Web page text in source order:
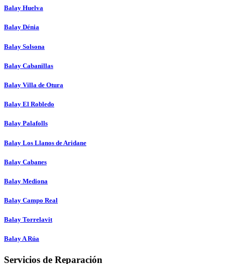
Balay Huelva
Balay Dénia
Balay Solsona
Balay Cabanillas
Balay Villa de Otura
Balay El Robledo
Balay Palafolls
Balay Los Llanos de Aridane
Balay Cabanes
Balay Mediona
Balay Campo Real
Balay Torrelavit
Balay A Rúa
Servicios de Reparación